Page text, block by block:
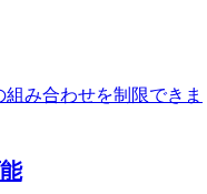
み合わせを制限できま